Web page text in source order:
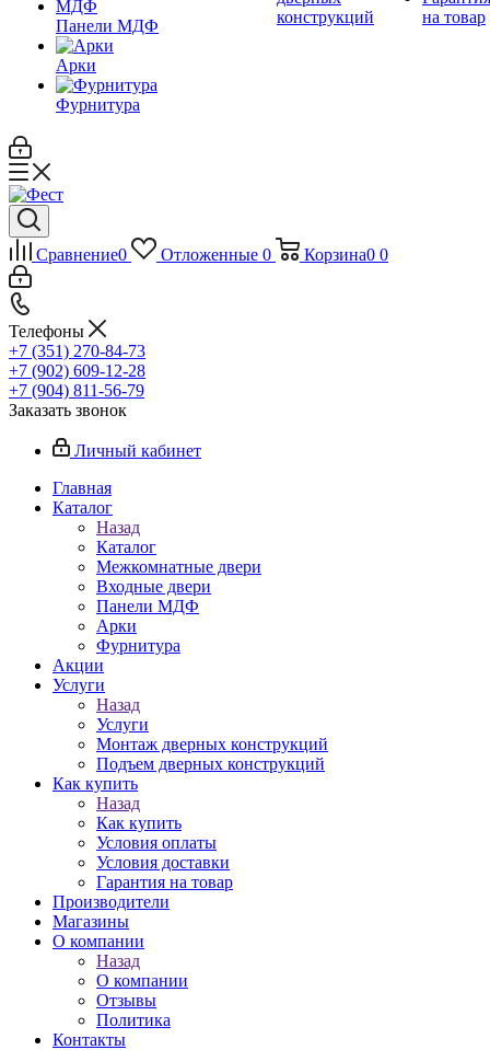
Панели МДФ
Арки
Фурнитура
конструкций
на товар
Сравнение0 Отложенные 0 Корзина0 0
Телефоны
+7 (351) 270-84-73
+7 (902) 609-12-28
+7 (904) 811-56-79
Заказать звонок
Личный кабинет
Главная
Каталог
Назад
Каталог
Межкомнатные двери
Входные двери
Панели МДФ
Арки
Фурнитура
Акции
Услуги
Назад
Услуги
Монтаж дверных конструкций
Подъем дверных конструкций
Как купить
Назад
Как купить
Условия оплаты
Условия доставки
Гарантия на товар
Производители
Магазины
О компании
Назад
О компании
Отзывы
Политика
Контакты